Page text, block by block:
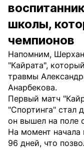
школы,
чемпионов
Напомним,
"Кайрата",
травмы
Анарбекова.
Первый матч
"Спортинга" стал
он вышел на поле
На момент начала
96 дней, что